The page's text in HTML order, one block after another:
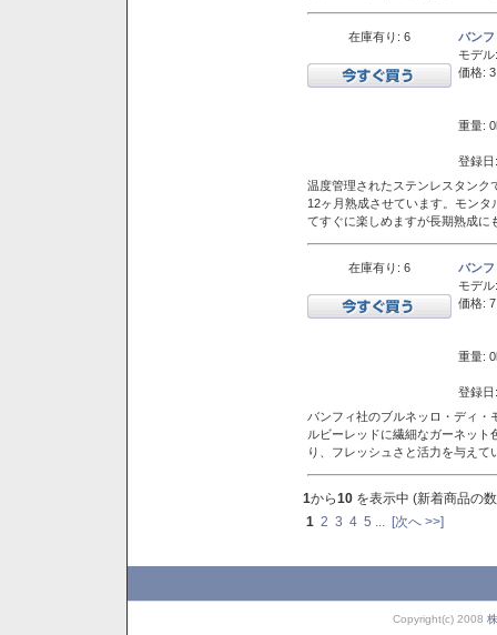
在庫有り: 6
バン
モデル:
価格:
重量:
登録
温度管理されたステンレスタンク
12ヶ月熟成させています。モン
てすぐに楽しめますが長期熟成に
在庫有り: 6
バン
モデル:
価格:
重量:
登録
バンフィ社のブルネッロ・ディ
ルビーレッドに繊細なガーネッ
り、フレッシュさと活力を与え
1から10 を表示中 (新着商品の
1 2 3 4 5 [次へ >>]
Copyright(c) 2008